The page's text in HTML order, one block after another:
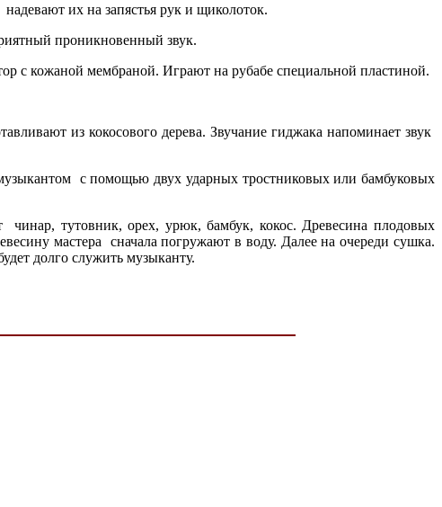
их на запястья рук и щиколоток.
проникновенный звук.
с кожаной мембраной. Играют на рубабе специальной пластиной.
из кокосового дерева. Звучание гиджака напоминает звук
с помощью двух ударных тростниковых или бамбуковых
тутовник, орех, урюк, бамбук, кокос. Древесина плодовых
мастера сначала погружают в воду. Далее на очереди сушка.
долго служить музыканту.